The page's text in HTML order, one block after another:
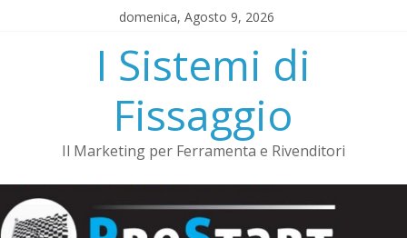
domenica, Agosto 9, 2026
I Sistemi di
Fissaggio
Il Marketing per Ferramenta e Rivenditori